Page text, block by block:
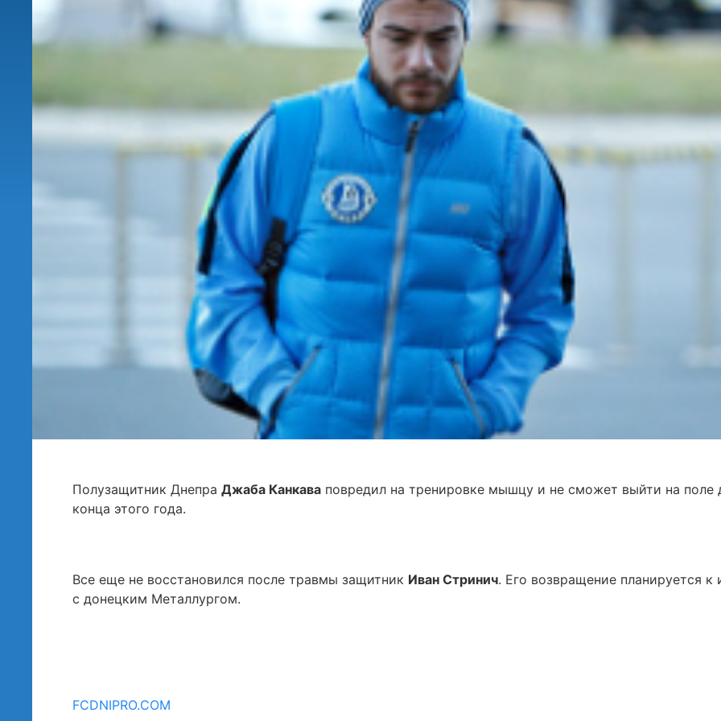
Полузащитник Днепра Джаба Канкава повредил на тренировке мышцу и не сможет выйти на поле
конца этого года.
Все еще не восстановился после травмы защитник Иван Стринич. Его возвращение планируется к
с донецким Металлургом.
FCDNIPRO.COM